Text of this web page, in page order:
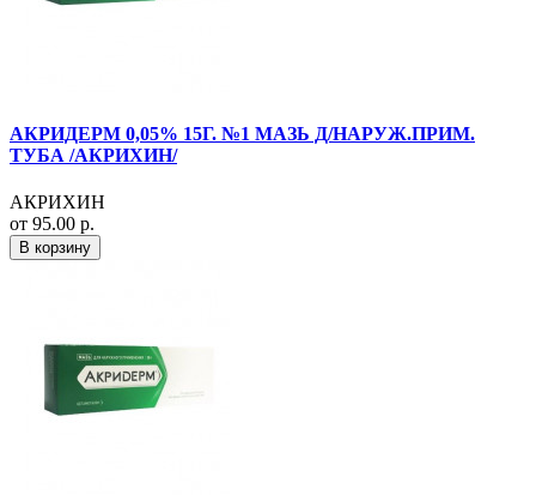
АКРИДЕРМ 0,05% 15Г. №1 МАЗЬ Д/НАРУЖ.ПРИМ.
ТУБА /АКРИХИН/
АКРИХИН
от 95.00 р.
В корзину